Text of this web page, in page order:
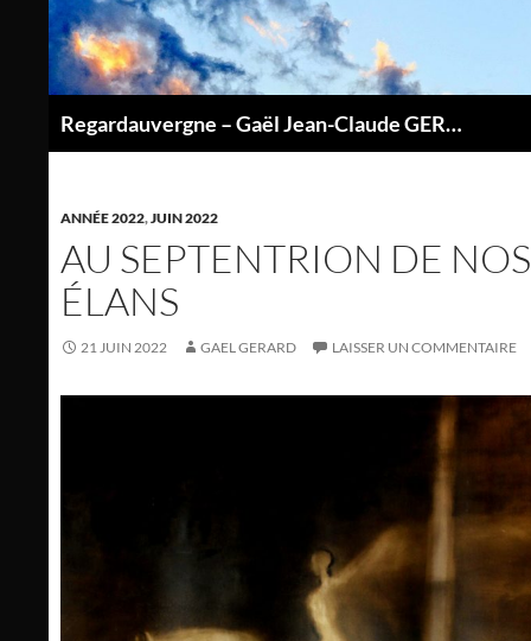
contenu
Regardauvergne – Gaël Jean-Claude GERARD
ANNÉE 2022,JUIN 2022
AU SEPTENTRION DE NOS
ÉLANS
21 JUIN 2022 GAEL GERARD LAISSER UN COMMENTAIRE